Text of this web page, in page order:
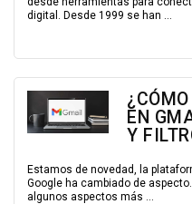
digital. Desde 1999 se han ...
EN
Y
Estamos de novedad, la
Google ha cambiado de
algunos aspectos más ...